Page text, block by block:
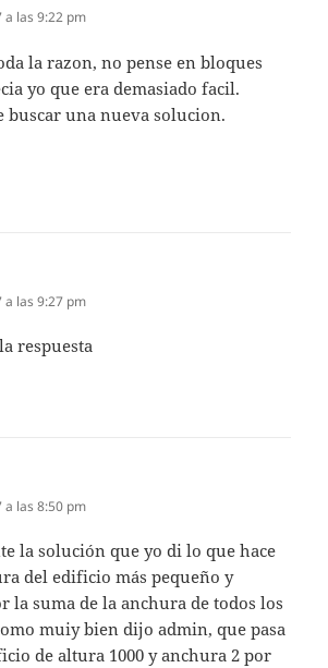
a las 9:22 pm
la razon, no pense en bloques
yo que era demasiado facil.
buscar una nueva solucion.
a las 9:27 pm
respuesta
a las 8:50 pm
la solución que yo di lo que hace
del edificio más pequeño y
la suma de la anchura de todos los
muiy bien dijo admin, que pasa
de altura 1000 y anchura 2 por